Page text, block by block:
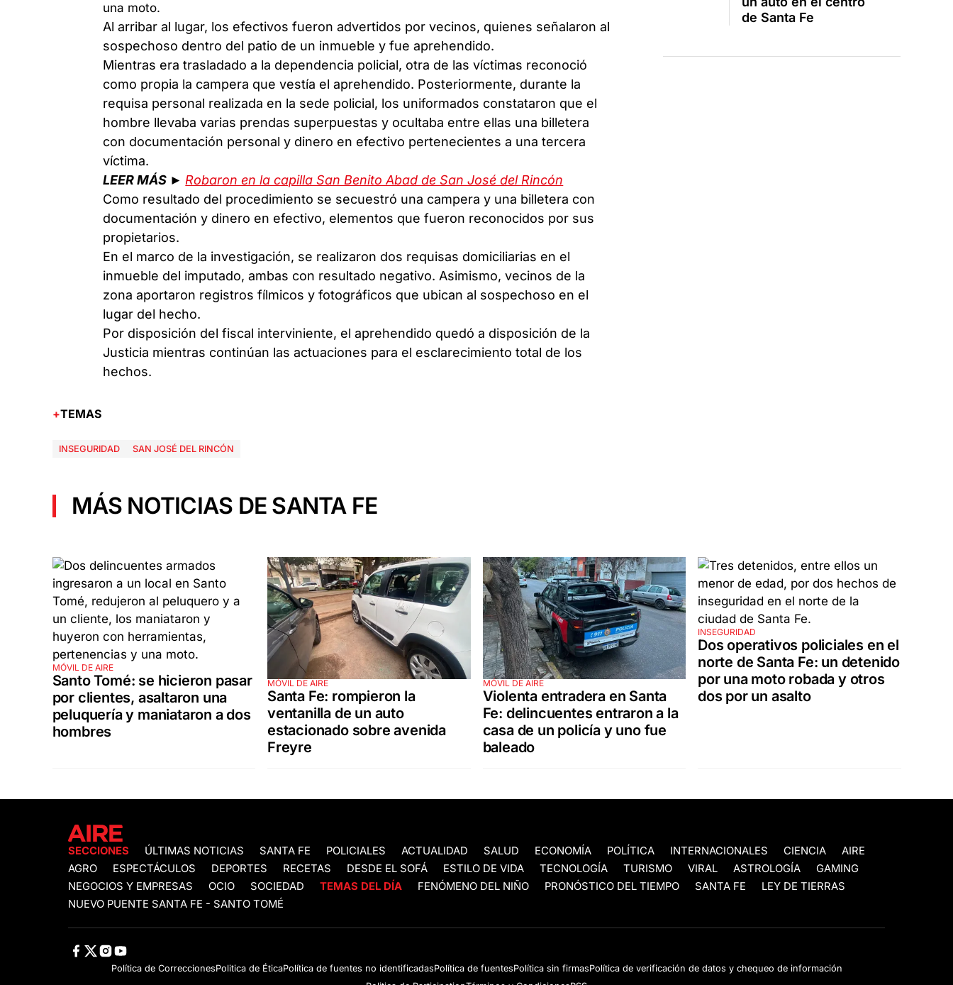
Al arribar al lugar, los efectivos fueron advertidos por vecinos, quienes señalaron al
sospechoso dentro del patio de un inmueble y fue aprehendido.
Mientras era trasladado a la dependencia policial, otra de las víctimas reconoció
como propia la campera que vestía el aprehendido. Posteriormente, durante la
requisa personal realizada en la sede policial, los uniformados constataron que el
hombre llevaba varias prendas superpuestas y ocultaba entre ellas una billetera
con documentación personal y dinero en efectivo pertenecientes a una tercera
víctima.
LEER MÁS ► Robaron en la capilla San Benito Abad de San José del Rincón
Como resultado del procedimiento se secuestró una campera y una billetera con
documentación y dinero en efectivo, elementos que fueron reconocidos por sus
propietarios.
En el marco de la investigación, se realizaron dos requisas domiciliarias en el
inmueble del imputado, ambas con resultado negativo. Asimismo, vecinos de la
zona aportaron registros fílmicos y fotográficos que ubican al sospechoso en el
lugar del hecho.
Por disposición del fiscal interviniente, el aprehendido quedó a disposición de la
Justicia mientras continúan las actuaciones para el esclarecimiento total de los
hechos.
de Santa Fe
TEMAS
INSEGURIDAD SAN JOSÉ DEL RINCÓN
MÁS NOTICIAS DE SANTA FE
MÓVIL DE AIRE
Santo Tomé: se hicieron pasar
por clientes, asaltaron una
peluquería y maniataron a dos
hombres
MÓVIL DE AIRE
Santa Fe: rompieron la
ventanilla de un auto
estacionado sobre avenida
Freyre
MÓVIL DE AIRE
Violenta entradera en Santa
Fe: delincuentes entraron a la
casa de un policía y uno fue
baleado
INSEGURIDAD
Dos operativos policiales en el
norte de Santa Fe: un detenido
por una moto robada y otros
dos por un asalto
SECCIONES ÚLTIMAS NOTICIAS SANTA FE POLICIALES ACTUALIDAD SALUD ECONOMÍA POLÍTICA INTERNACIONALES CIENCIA
AIRE
AGRO
ESPECTÁCULOS DEPORTES RECETAS DESDE EL SOFÁ ESTILO DE VIDA TECNOLOGÍA TURISMO VIRAL ASTROLOGÍA
GAMING
NEGOCIOS Y EMPRESAS
OCIO SOCIEDAD TEMAS DEL DÍA FENÓMENO DEL NIÑO PRONÓSTICO DEL TIEMPO SANTA FE
LEY DE TIERRAS
NUEVO PUENTE SANTA FE - SANTO TOMÉ
Política de CorreccionesPolitica de ÉticaPolítica de fuentes no identificadasPolítica de fuentesPolítica sin firmasPolítica de verificación de datos y chequeo de información